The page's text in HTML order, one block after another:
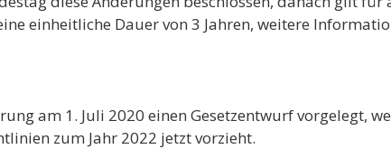
einheitliche Dauer von 3 Jahren, weitere
am 1. Juli 2020 einen Gesetzentwurf vorgelegt,
zum Jahr 2022 jetzt vorzieht.